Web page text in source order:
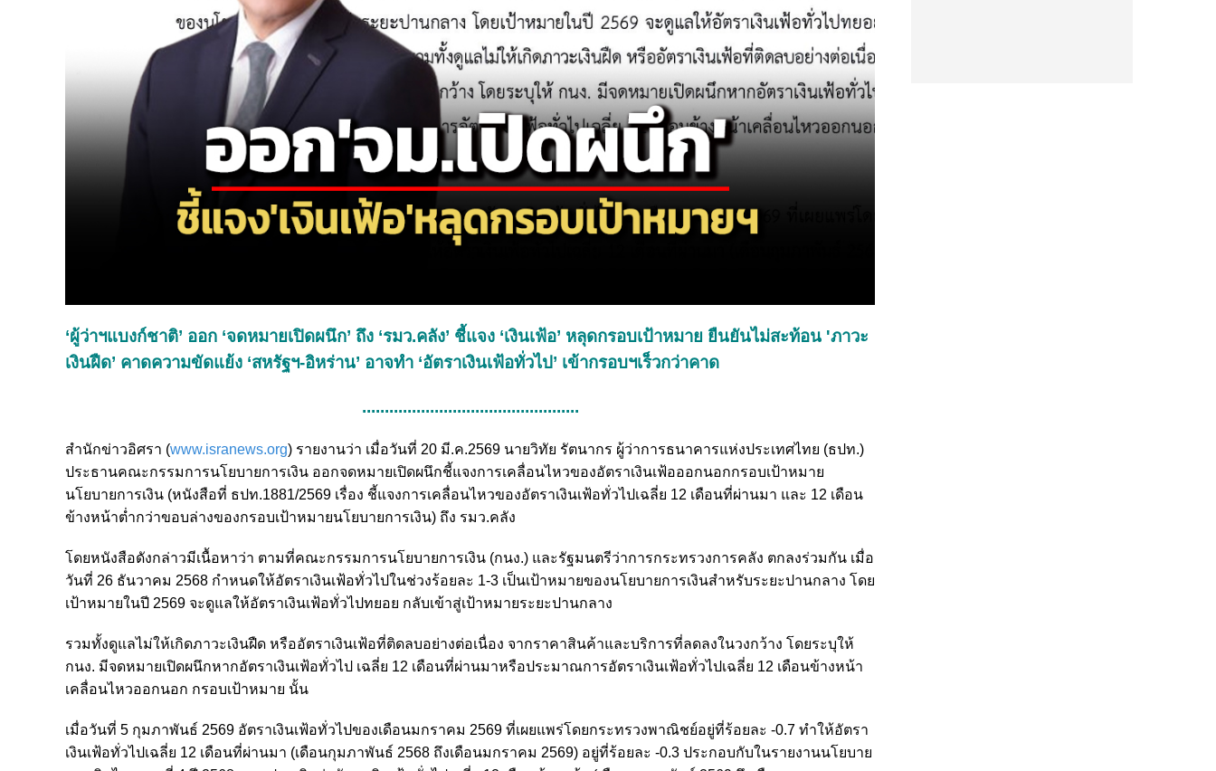
‘ผู้ว่าฯแบงก์ชาติ’ ออก ‘จดหมายเปิดผนึก’ ถึง ‘รมว.คลัง’ ชี้แจง ‘เงินเฟ้อ’ หลุดกรอบเป้าหมาย ยืนยันไม่สะท้อน 'ภาวะ
เงินฝืด’ คาดความขัดแย้ง ‘สหรัฐฯ-อิหร่าน’ อาจทำ ‘อัตราเงินเฟ้อทั่วไป’ เข้ากรอบฯเร็วกว่าคาด
................................................
สำนักข่าวอิศรา (www.isranews.org) รายงานว่า เมื่อวันที่ 20 มี.ค.2569 นายวิทัย รัตนากร ผู้ว่าการธนาคารแห่งประเทศไทย (ธปท.)
ประธานคณะกรรมการนโยบายการเงิน ออกจดหมายเปิดผนึกชี้แจงการเคลื่อนไหวของอัตราเงินเฟ้อออกนอกกรอบเป้าหมาย
นโยบายการเงิน (หนังสือที่ ธปท.1881/2569 เรื่อง ชี้แจงการเคลื่อนไหวของอัตราเงินเฟ้อทั่วไปเฉลี่ย 12 เดือนที่ผ่านมา และ 12 เดือน
ข้างหน้าต่ำกว่าขอบล่างของกรอบเป้าหมายนโยบายการเงิน) ถึง รมว.คลัง
โดยหนังสือดังกล่าวมีเนื้อหาว่า ตามที่คณะกรรมการนโยบายการเงิน (กนง.) และรัฐมนตรีว่าการกระทรวงการคลัง ตกลงร่วมกัน เมื่อ
วันที่ 26 ธันวาคม 2568 กำหนดให้อัตราเงินเฟ้อทั่วไปในช่วงร้อยละ 1-3 เป็นเป้าหมายของนโยบายการเงินสำหรับระยะปานกลาง โดย
เป้าหมายในปี 2569 จะดูแลให้อัตราเงินเฟ้อทั่วไปทยอย กลับเข้าสู่เป้าหมายระยะปานกลาง
รวมทั้งดูแลไม่ให้เกิดภาวะเงินฝืด หรืออัตราเงินเฟ้อที่ติดลบอย่างต่อเนื่อง จากราคาสินค้าและบริการที่ลดลงในวงกว้าง โดยระบุให้
กนง. มีจดหมายเปิดผนึกหากอัตราเงินเฟ้อทั่วไป เฉลี่ย 12 เดือนที่ผ่านมาหรือประมาณการอัตราเงินเฟ้อทั่วไปเฉลี่ย 12 เดือนข้างหน้า
เคลื่อนไหวออกนอก กรอบเป้าหมาย นั้น
เมื่อวันที่ 5 กุมภาพันธ์ 2569 อัตราเงินเฟ้อทั่วไปของเดือนมกราคม 2569 ที่เผยแพร่โดยกระทรวงพาณิชย์อยู่ที่ร้อยละ -0.7 ทำให้อัตรา
เงินเฟ้อทั่วไปเฉลี่ย 12 เดือนที่ผ่านมา (เดือนกุมภาพันธ์ 2568 ถึงเดือนมกราคม 2569) อยู่ที่ร้อยละ -0.3 ประกอบกับในรายงานนโยบาย